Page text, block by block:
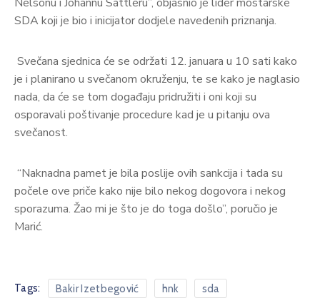
SDA koji je bio i inicijator dodjele navedenih priznanja.
Svečana sjednica će se održati 12. januara u 10 sati kako
je i planirano u svečanom okruženju, te se kako je naglasio
nada, da će se tom događaju pridružiti i oni koji su
osporavali poštivanje procedure kad je u pitanju ova
svečanost.
“Naknadna pamet je bila poslije ovih sankcija i tada su
počele ove priče kako nije bilo nekog dogovora i nekog
sporazuma. Žao mi je što je do toga došlo”, poručio je
Marić.
Tags: Bakir Izetbegović hnk sda